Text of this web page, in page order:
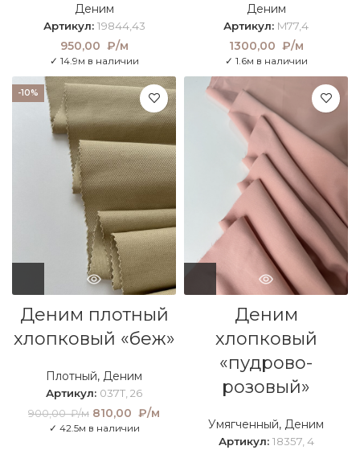
Деним
Артикул: 19844,43
950,00 ₽/м
✓ 14.9м в наличии
Деним
Артикул: M77,4
1300,00 ₽/м
✓ 1.6м в наличии
-10%
Деним плотный
хлопковый «беж»
Плотный, Деним
Артикул: 037T, 26
900,00₽/м Первоначальная
цена составляла
810,00 ₽/м
✓ 42.5м в наличии
Деним
хлопковый
«пудрово-
розовый»
Умягченный, Деним
Артикул: 18357, 4